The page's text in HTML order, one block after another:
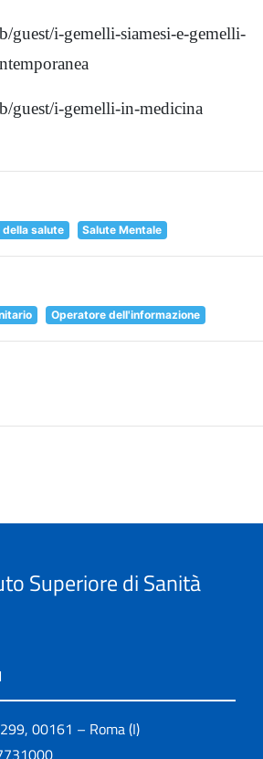
guest/i-gemelli-siamesi-e-gemelli-
guest/i-gemelli-in-medicina
della salute Salute Mentale
Operatore dell'informazione
Superiore di Sanità
00161 – Roma (I)